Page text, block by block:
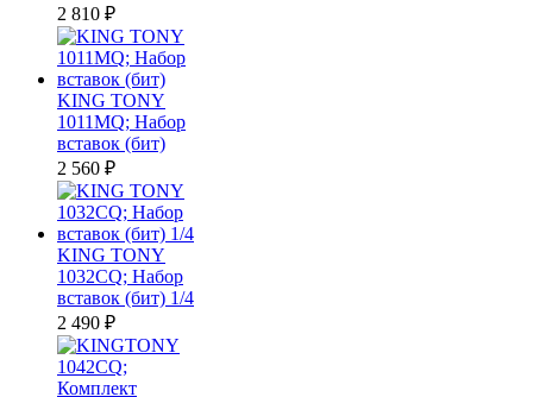
2 810 ₽
KING TONY
1011MQ; Набор
вставок (бит)
2 560 ₽
KING TONY
1032CQ; Набор
вставок (бит) 1/4
2 490 ₽